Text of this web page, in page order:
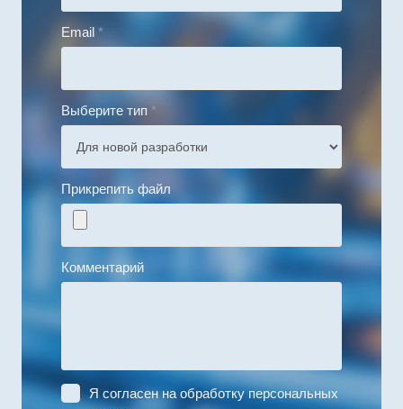
Email *
Выберите тип *
Прикрепить файл
Комментарий
Я согласен на обработку персональных